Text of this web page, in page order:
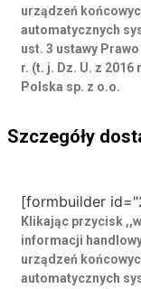
urządzeń
automatycznych
ust. 3 ustawy
r. (t. j. Dz. U. z
Polska sp. z o.o.
Szczegóły
[formbuilder
Klikając przycisk
informacji
urządzeń
automatycznych